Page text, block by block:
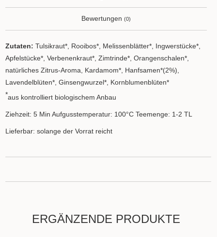
Bewertungen (0)
Zutaten: Tulsikraut*, Rooibos*, Melissenblätter*, Ingwerstücke*,
Apfelstücke*, Verbenenkraut*, Zimtrinde*, Orangenschalen*,
natürliches Zitrus-Aroma, Kardamom*, Hanfsamen*(2%),
Lavendelblüten*, Ginsengwurzel*, Kornblumenblüten*
*aus kontrolliert biologischem Anbau
Ziehzeit: 5 Min Aufgusstemperatur: 100°C Teemenge: 1-2 TL
Lieferbar: solange der Vorrat reicht
ERGÄNZENDE PRODUKTE